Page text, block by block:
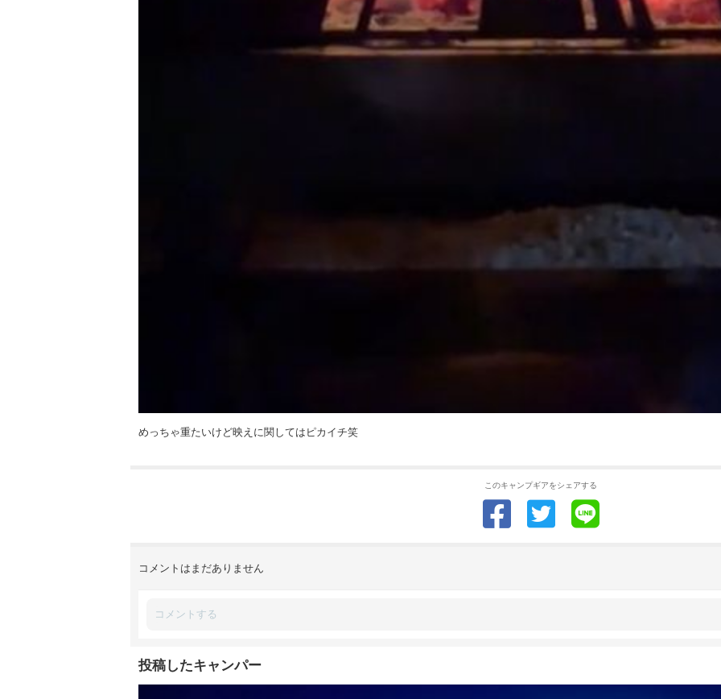
めっちゃ重たいけど映えに関してはピカイチ笑
このキャンプギアをシェアする
コメントはまだありません
投稿したキャンパー